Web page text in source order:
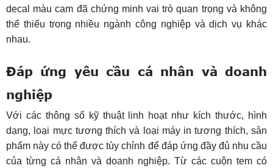
decal màu cam đã chứng minh vai trò quan trọng và không
thể thiếu trong nhiều ngành công nghiệp và dịch vụ khác
nhau.
Đáp ứng yêu cầu cá nhân và doanh
nghiệp
Với các thông số kỹ thuật linh hoạt như kích thước, hình
dạng, loại mực tương thích và loại máy in tương thích, sản
phẩm này có thể được tùy chỉnh để đáp ứng đầy đủ nhu cầu
của từng cá nhân và doanh nghiệp. Từ các cuộn tem có